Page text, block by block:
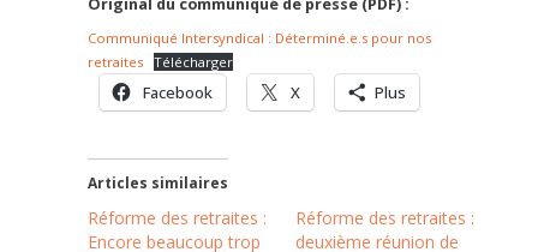
Original du communiqué de presse (PDF) :
Communiqué Intersyndical : Déterminé.e.s pour nos
retraites Télécharger
Facebook X Plus
Articles similaires
Réforme des retraites :
Encore beaucoup trop
Réforme des retraites :
deuxième réunion de